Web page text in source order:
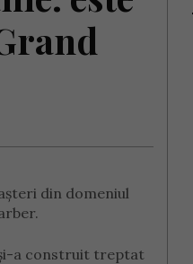
din domeniul
a construit treptat